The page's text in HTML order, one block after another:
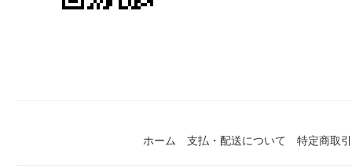
ホーム 支払・配送について 特定商取